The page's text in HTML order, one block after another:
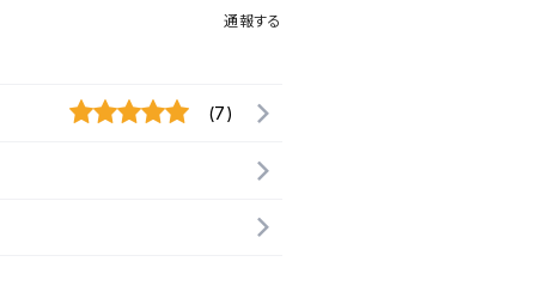
通報する
(7)